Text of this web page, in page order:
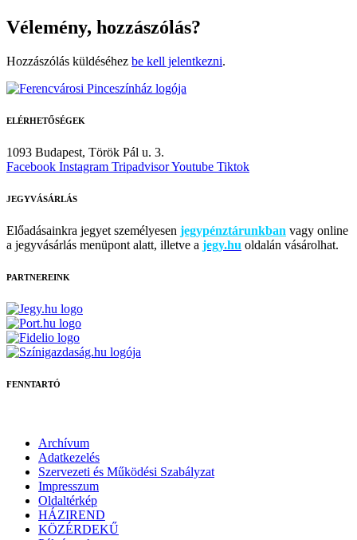
Vélemény, hozzászólás?
Hozzászólás küldéséhez be kell jelentkezni.
ELÉRHETŐSÉGEK
1093 Budapest, Török Pál u. 3.
Facebook Instagram TripadvisorYoutube Tiktok
JEGYVÁSÁRLÁS
Előadásainkra jegyet személyesen jegypénztárunkban vagy online
a jegyvásárlás menüpont alatt, illetve a jegy.hu oldalán vásárolhat.
PARTNEREINK
FENNTARTÓ
Archívum
Adatkezelés
Szervezeti és Működési Szabályzat
Impresszum
Oldaltérkép
HÁZIREND
KÖZÉRDEKŰ